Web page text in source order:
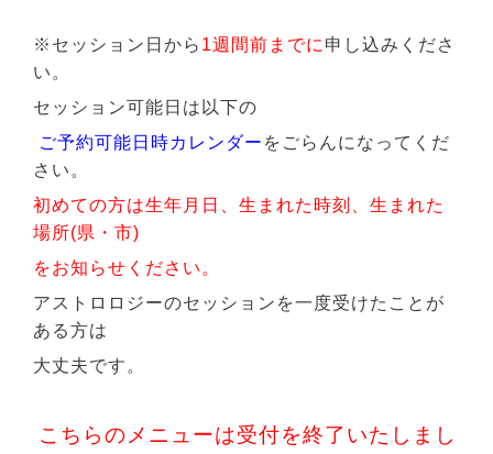
※セッション日から 1週間前までに 申し込みくださ
い。
セッション可能日は以下の
ご予約可能日時カレンダー をごらんになってくだ
さい。
初めての方は生年月日、生まれた時刻、生まれた
場所(県・市)
をお知らせく ださい。
アストロロジーのセッションを一度受けたこ とが
ある方は
大丈夫です。
こちらのメニューは受付を終了いたしまし